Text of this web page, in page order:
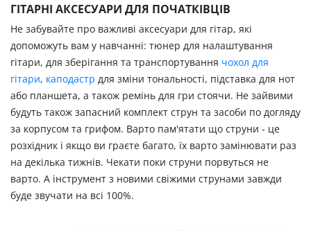
ГІТАРНІ АКСЕСУАРИ ДЛЯ ПОЧАТКІВЦІВ
Не забувайте про важливі аксесуари для гітар, які
допоможуть вам у навчанні: тюнер для налаштування
гітари, для зберігання та транспортування чохол для
гітари, каподастр для зміни тональності, підставка для нот
або планшета, а також ремінь для гри стоячи. Не зайвими
будуть також запасний комплект струн та засоби по догляду
за корпусом та грифом. Варто пам'ятати що струни - це
розхідник і якщо ви граєте багато, їх варто замінювати раз
на декілька тижнів. Чекати поки струни порвуться не
варто. А інструмент з новими свіжими струнами завжди
буде звучати на всі 100%.